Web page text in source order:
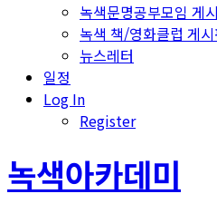
녹색문명공부모임 게
녹색 책/영화클럽 게
뉴스레터
일정
Log In
Register
녹색아카데미